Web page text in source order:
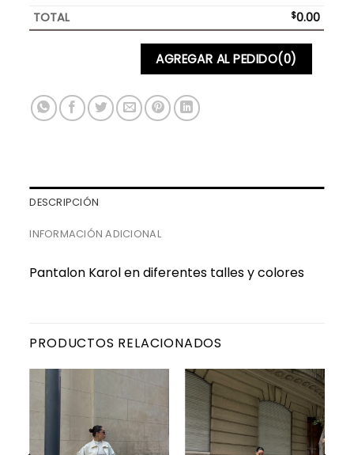
$0.00
AGREGAR AL PEDIDO(0)
DESCRIPCIÓN
INFORMACIÓN ADICIONAL
Pantalon Karol en diferentes talles y colores
PRODUCTOS RELACIONADOS